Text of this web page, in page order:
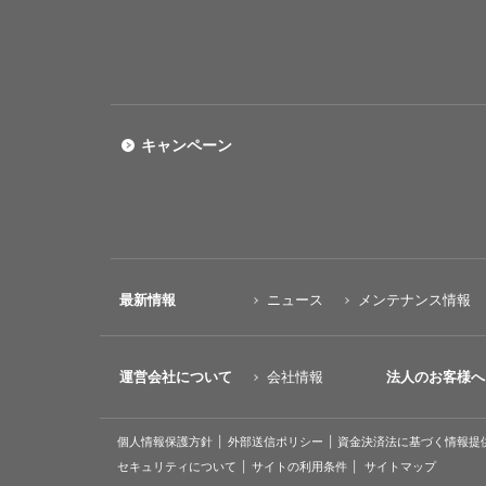
キャンペーン
最新情報 ニュース メンテナンス情報
運営会社について 会社情報 法人のお客様へ
個人情報保護方針 外部送信ポリシー 資金決済法に基づく情報提
セキュリティについて
サイトの利用条件 サイトマップ